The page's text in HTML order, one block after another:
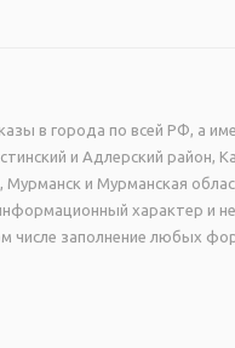
в города по всей РФ, а
и Адлерский район,
и Мурманская
характер и
числе заполнение любых